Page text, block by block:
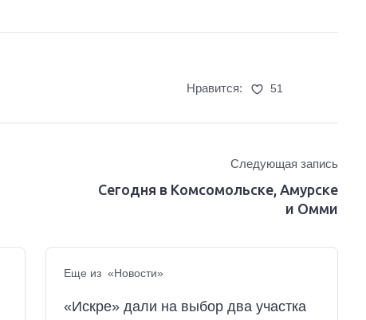
Нравится: 51
Следующая запись
Сегодня в Комсомольске, Амурске
и Омми
Еще из «Новости»
«Искре» дали на выбор два участка